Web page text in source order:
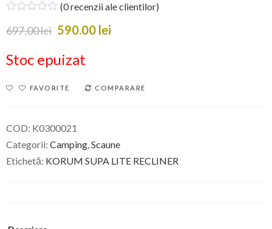
(0recenzii ale clientilor)
697.00lei 590.00 lei
Stoc epuizat
FAVORITE COMPARARE
COD: K0300021
Categorii: Camping,Scaune
Etichetă: KORUM SUPA LITE RECLINER